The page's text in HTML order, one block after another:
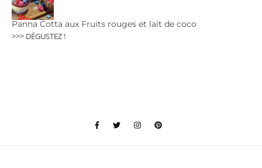
Panna Cotta aux Fruits rouges et lait de coco
>>> DÉGUSTEZ !